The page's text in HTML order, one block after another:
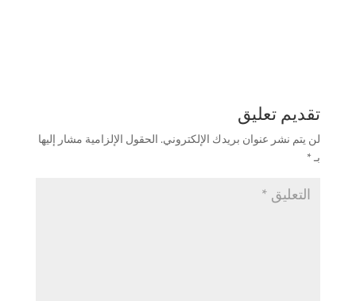
تقديم تعليق
لن يتم نشر عنوان بريدك الإلكتروني.الحقول الإلزامية مشار إليها
بـ*